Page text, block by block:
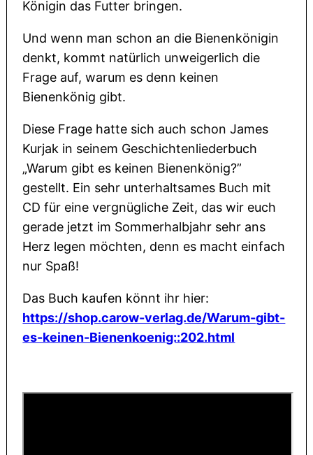
Königin das Futter bringen.
Und wenn man schon an die Bienenkönigin
denkt, kommt natürlich unweigerlich die
Frage auf, warum es denn keinen
Bienenkönig gibt.
Diese Frage hatte sich auch schon James
Kurjak in seinem Geschichtenliederbuch
„Warum gibt es keinen Bienenkönig?”
gestellt. Ein sehr unterhaltsames Buch mit
CD für eine vergnügliche Zeit, das wir euch
gerade jetzt im Sommerhalbjahr sehr ans
Herz legen möchten, denn es macht einfach
nur Spaß!
Das Buch kaufen könnt ihr hier:
https://shop.carow-verlag.de/Warum-gibt-
es-keinen-Bienenkoenig::202.html